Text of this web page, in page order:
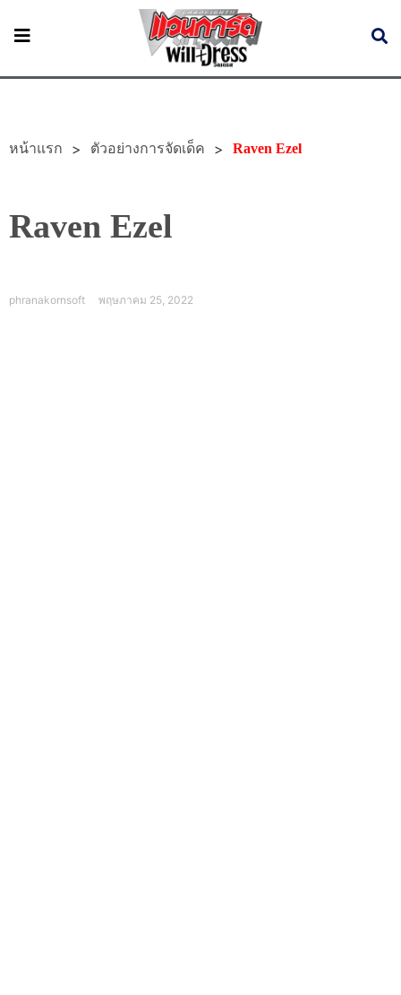
หน้าแรก > ตัวอย่างการจัดเด็ค > Raven Ezel
Raven Ezel
phranakornsoft พฤษภาคม 25, 2022